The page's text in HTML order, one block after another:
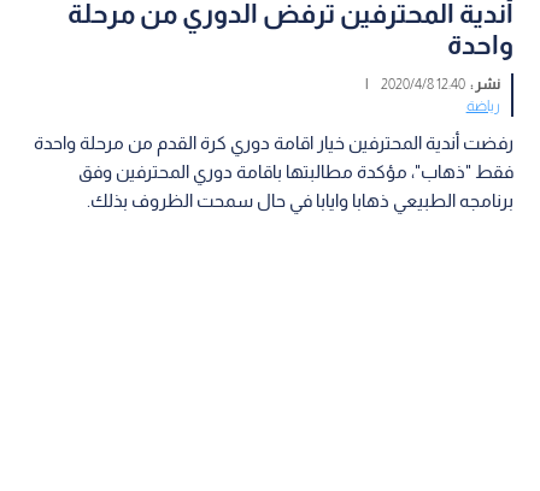
أندية المحترفين ترفض الدوري من مرحلة
واحدة
نشر :12:40 2020/4/8
|
رياضة
رفضت أندية المحترفين خيار اقامة دوري كرة القدم من مرحلة واحدة
فقط "ذهاب"، مؤكدة مطالبتها باقامة دوري المحترفين وفق
برنامجه الطبيعي ذهابا وايابا في حال سمحت الظروف بذلك.